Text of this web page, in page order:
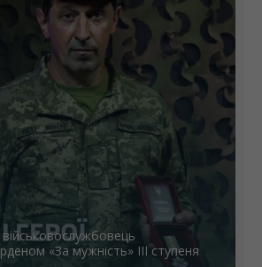
«За мужність» ІІІ ступеня